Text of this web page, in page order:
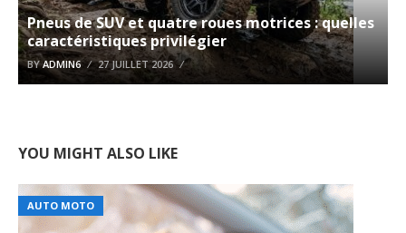
Pneus de SUV et quatre roues motrices : quelles
caractéristiques privilégier
BYADMIN6 27 JUILLET 2026
YOU MIGHT ALSO LIKE
AUTO MOTO